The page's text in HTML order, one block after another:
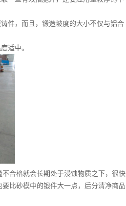
件，而且，锻造坡度的大小不仅与铝合
适中。
合格就会长期处于浸蚀物质之下，很快
比砂模中的锻件大一点，后分清净商品